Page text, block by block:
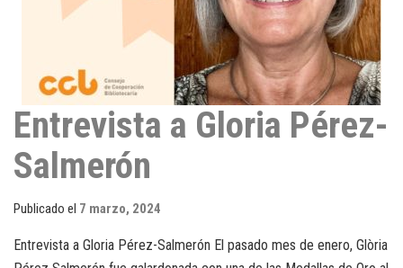
Entrevista a Gloria Pérez-
Salmerón
Publicado el 7 marzo, 2024
Entrevista a Gloria Pérez-Salmerón El pasado mes de enero, Glòria